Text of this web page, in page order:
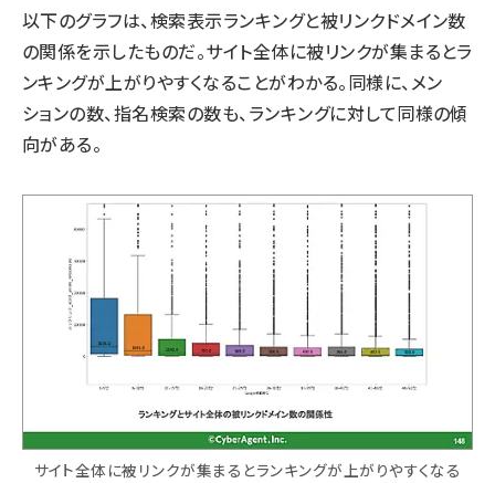
以下のグラフは、検索表示ランキングと被リンクドメイン数
の関係を示したものだ。サイト全体に被リンクが集まるとラ
ンキングが上がりやすくなることがわかる。同様に、メン
ションの数、指名検索の数も、ランキングに対して同様の傾
向がある。
サイト全体に被リンクが集まるとランキングが上がりやすくなる